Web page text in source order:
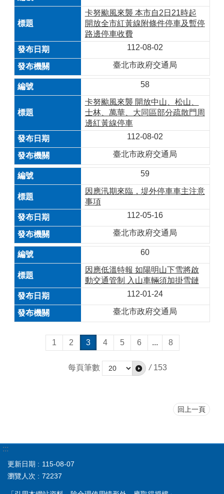
卡努颱風來襲 本市自2日21時起
開放全市紅黃線附條件停車及暫停
路邊停車收費
112-08-02
臺北市政府交通局
58
卡努颱風來襲 開放中山、松山、
士林、萬華、大同區部分疏散門周
邊紅黃線停車
112-08-02
臺北市政府交通局
59
因應汛期來臨，堤外停車車主注意
事項
112-05-16
臺北市政府交通局
60
因應低溫特報 如陽明山下雪將啟
動交通管制 入山車輛須加掛雪鏈
112-01-24
臺北市政府交通局
1 2 3 4 5 6 ... 8
每頁筆數 / 153
回上一頁
:::
更新日期
115-08-07
瀏覽人次
72237